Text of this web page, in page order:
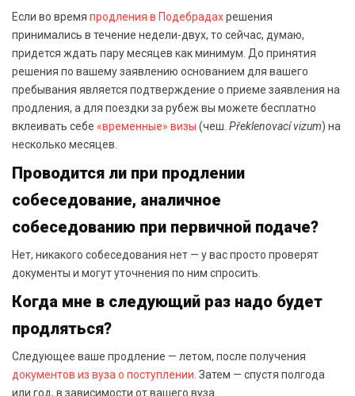
Если во время продления в Подебрадахрешения
принимались в течение недели-двух, то сейчас, думаю,
придется ждать пару месяцев как минимум. До принятия
решения по вашему заявлению основанием для вашего
пребывания является подтверждение о приеме заявления на
продления, а для поездки за рубеж вы можете бесплатно
вклеивать себе «временные» визы (чеш. Překlenovací vizum) на
несколько месяцев.
Проводится ли при продлении
собеседование, аналичное
собеседованию при первичной подаче?
Нет, никакого собеседования нет — у вас просто проверят
документы и могут уточнения по ним спросить.
Когда мне в следующий раз надо будет
продляться?
Следующее ваше продление — летом, после получения
документов из вуза о поступлении. Затем — спустя полгода
или год, в зависимости от вашего вуза.